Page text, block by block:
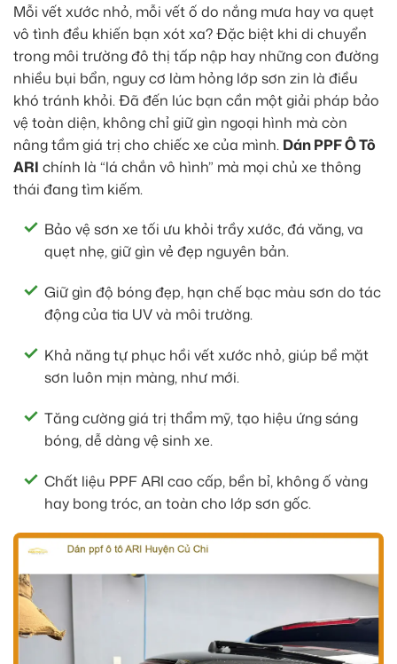
Mỗi vết xước nhỏ, mỗi vết ố do nắng mưa hay va quẹt
vô tình đều khiến bạn xót xa? Đặc biệt khi di chuyển
trong môi trường đô thị tấp nập hay những con đường
nhiều bụi bẩn, nguy cơ làm hỏng lớp sơn zin là điều
khó tránh khỏi. Đã đến lúc bạn cần một giải pháp bảo
vệ toàn diện, không chỉ giữ gìn ngoại hình mà còn
nâng tầm giá trị cho chiếc xe của mình. Dán PPF Ô Tô
ARI chính là “lá chắn vô hình” mà mọi chủ xe thông
thái đang tìm kiếm.
Bảo vệ sơn xe tối ưu khỏi trầy xước, đá văng, va
quẹt nhẹ, giữ gìn vẻ đẹp nguyên bản.
Giữ gìn độ bóng đẹp, hạn chế bạc màu sơn do tác
động của tia UV và môi trường.
Khả năng tự phục hồi vết xước nhỏ, giúp bề mặt
sơn luôn mịn màng, như mới.
Tăng cường giá trị thẩm mỹ, tạo hiệu ứng sáng
bóng, dễ dàng vệ sinh xe.
Chất liệu PPF ARI cao cấp, bền bỉ, không ố vàng
hay bong tróc, an toàn cho lớp sơn gốc.